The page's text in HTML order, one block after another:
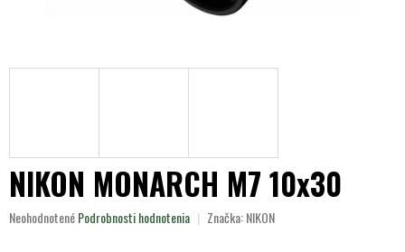
NIKON MONARCH M7 10x30
Priemerné
NeohodnotenéPodrobnosti hodnotenia Značka:NIKON